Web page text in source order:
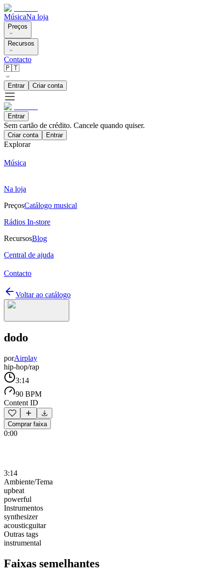
MúsicaNa loja
Preços
Recursos
Contacto
🇵🇹
Entrar Criar conta
Entrar
Sem cartão de crédito. Cancele quando quiser.
Criar conta Entrar
Explorar
Música
Na loja
PreçosCatálogo musical
Rádios In-store
RecursosBlog
Central de ajuda
Contacto
Voltar ao catálogo
dodo
porAirplay
hip-hop/rap
3:14
90 BPM
Content ID
Comprar faixa
0:00
3:14
Ambiente/Tema
upbeat
powerful
Instrumentos
synthesizer
acousticguitar
Outras tags
instrumental
Faixas semelhantes